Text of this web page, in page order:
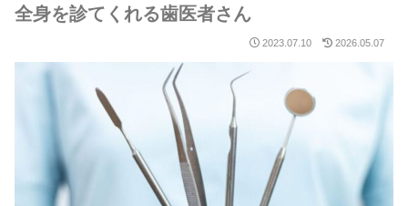
全身を診てくれる歯医者さん
2023.07.10 2026.05.07